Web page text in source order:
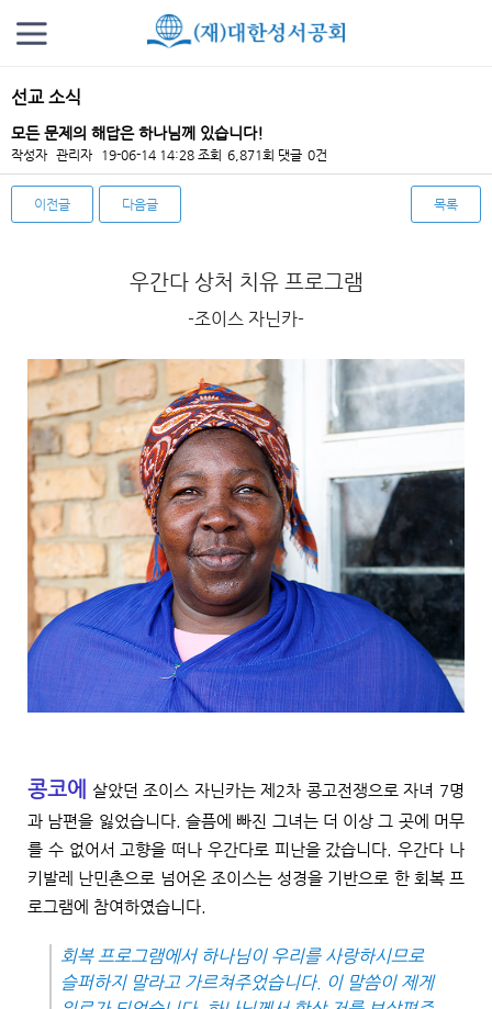
선교 소식
모든 문제의 해답은 하나님께 있습니다!
작성자 관리자 19-06-14 14:28 조회 6,871회 댓글 0건
이전글 다음글 목록
우간다 상처 치유 프로그램
-조이스 자닌카-
콩코에 살았던 조이스 자닌카는 제 2차 콩고전쟁으로 자녀 7명
과 남편을 잃었습니다. 슬픔에 빠진 그녀는 더 이상 그 곳에 머무
를 수 없어서 고향을 떠나 우간다로 피난을 갔습니다 .우간다 나
키발레 난민촌으로 넘어온 조이스는 성경을 기반으로 한 회복 프
로그램에 참여하였습니다
회복 프로그램에서 하나님이 우리를 사랑하시므로
슬퍼하지 말라고 가르쳐주었습니다. 이 말씀이 제게